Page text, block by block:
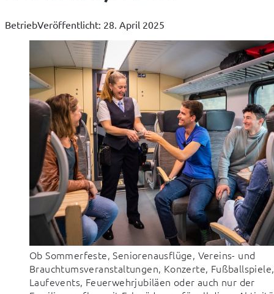
BetriebVeröffentlicht: 28. April 2025
Ob Sommerfeste, Seniorenausflüge, Vereins- und
Brauchtumsveranstaltungen, Konzerte, Fußballspiele,
Laufevents, Feuerwehrjubiläen oder auch nur der